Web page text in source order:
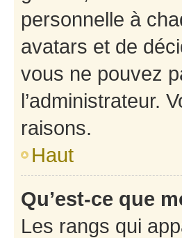
personnelle à
avatars et de
vous ne pouvez
l’administrateur.
raisons.
Haut
Qu’est-ce que
Les rangs qui